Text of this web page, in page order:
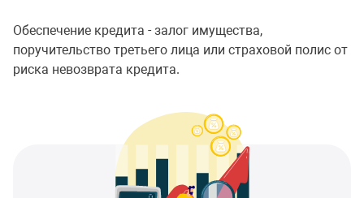
Обеспечение кредита - залог имущества,
поручительство третьего лица или страховой полис от
риска невозврата кредита.